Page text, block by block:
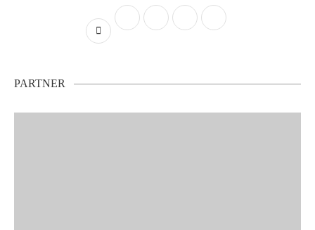
PARTNER